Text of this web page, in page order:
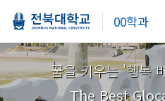
00학과
꿈을 키우는 '행복
The Best